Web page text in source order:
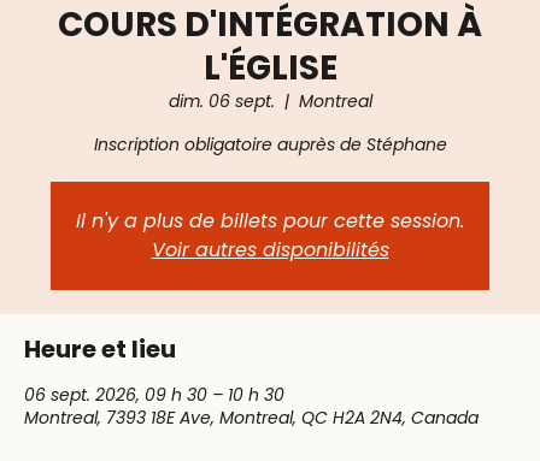
COURS D'INTÉGRATION À
L'ÉGLISE
dim. 06 sept.
  |
Montreal
Inscription obligatoire auprès de Stéphane
Il n'y a plus de billets pour cette session.
Voir autres disponibilités
Heure et lieu
06 sept. 2026, 09 h 30 – 10 h 30
Montreal, 7393 18E Ave, Montreal, QC H2A 2N4, Canada